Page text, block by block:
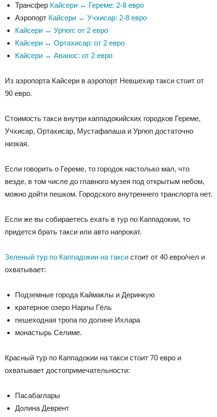
Трансфер Кайсери ↔ Гереме: 2-8 евро
Аэропорт Кайсери ↔ Учхисар: 2-8 евро
Кайсери ↔ Ургюп: от 2 евро
Кайсери ↔ Ортахисар: от 2 евро
Кайсери ↔ Аванос: от 2 евро
Из аэропорта Кайсери в аэропорт Невшехир такси стоит от
90 евро.
Стоимость такси внутри каппадокийских городков Гереме,
Учхисар, Ортахисар, Мустафапаша и Ургюп достаточно
низкая.
Если говорить о Гереме, то городок настолько мал, что
везде, в том числе до главного музея под открытым небом,
можно дойти пешком. Городского внутреннего транспорта нет.
Если же вы собираетесь ехать в тур по Каппадокии, то
придется брать такси или авто напрокат.
Зеленый тур по Каппадокии на такси стоит от 40 евро/чел и
охватывает:
Подземные города Каймаклы и Деринкую
кратерное озеро Нарлы Гёль
пешеходная тропа по долине Ихлара
монастырь Селиме.
Красный тур по Каппадокии на такси стоит 70 евро и
охватывает достопримечательности:
Пасабаглары
Долина Деврент